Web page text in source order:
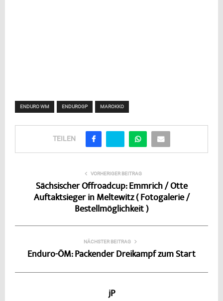
ENDURO WM ENDUROGP MAROKKO
TEILEN
VORHERIGER BEITRAG
Sächsischer Offroadcup: Emmrich / Otte
Auftaktsieger in Meltewitz ( Fotogalerie /
Bestellmöglichkeit )
NÄCHSTER BEITRAG
Enduro-ÖM: Packender Dreikampf zum Start
jP